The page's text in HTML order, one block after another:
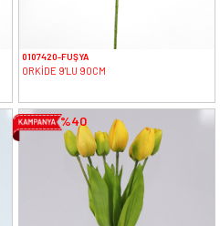
0107420-FUŞYA
ORKİDE 9'LU 90CM
%40